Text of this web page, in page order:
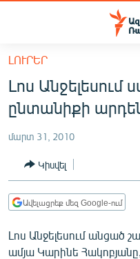
Մատչելիության
հիմնական
բովանդակությանը
Անցնել
հիմնական
մենյուին
ՀԱՅԱՍՏԱՆ
ՔԱՂԱՔԱԿԱՆ
ԸՆՏՐՈՒԹՅՈՒՆՆԵՐ 2026
ԻՐԱՎՈՒՆՔ
ՀԱՍԱՐԱԿՈՒԹՅՈՒՆ
ՂԱՐԱԲԱՂ
ԼՈՒՐԵՐ
Լոս Անջելեսում
ընտանիքի
մարտ 31, 2010
Կիսվել
Ավելացրեք մեզ Google-ում
Լոս Անջելեսում անցած
ամյա Կարինե